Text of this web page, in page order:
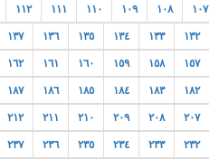
١٠٧ ١٠٨ ١٠٩ ١١٠ ١١١ ١١٢
١٣٢ ١٣٣ ١٣٤ ١٣٥ ١٣٦ ١٣٧
١٥٧ ١٥٨ ١٥٩ ١٦٠ ١٦١ ١٦٢
١٨٢ ١٨٣ ١٨٤ ١٨٥ ١٨٦ ١٨٧
٢٠٧ ٢٠٨ ٢٠٩ ٢١٠ ٢١١ ٢١٢
٢٣٢ ٢٣٣ ٢٣٤ ٢٣٥ ٢٣٦ ٢٣٧